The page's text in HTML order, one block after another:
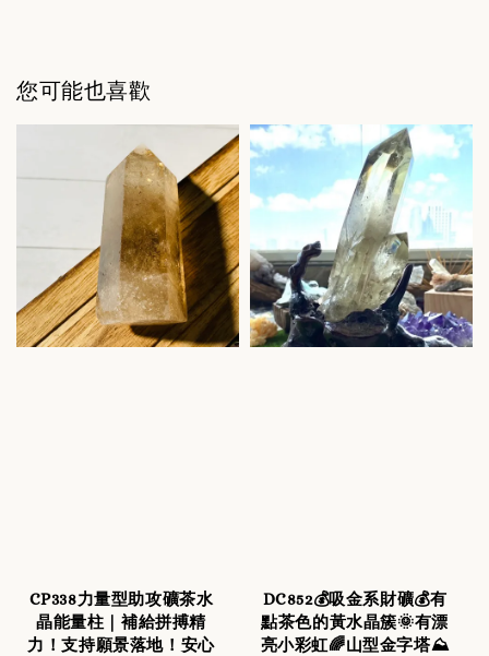
您可能也喜歡
CP338力量型助攻礦茶水
晶能量柱｜補給拼搏精
力！支持願景落地！安心
DC852💰吸金系財礦💰有
點茶色的黃水晶簇🌞有漂
亮小彩虹🌈山型金字塔⛰️